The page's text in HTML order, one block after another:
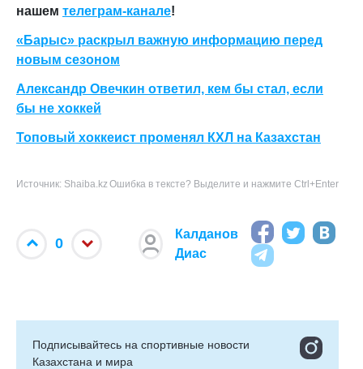
нашем телеграм-канале!
«Барыс» раскрыл важную информацию перед
новым сезоном
Александр Овечкин ответил, кем бы стал, если
бы не хоккей
Топовый хоккеист променял КХЛ на Казахстан
Источник: Shaiba.kzОшибка в тексте? Выделите и нажмите Ctrl+Enter
0
Калданов
Диас
Подписывайтесь на cпортивные новости
Казахстана и мира